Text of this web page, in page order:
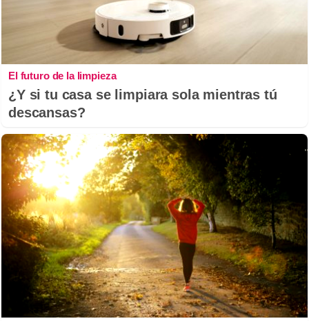
El futuro de la limpieza
¿Y si tu casa se limpiara sola mientras tú
descansas?